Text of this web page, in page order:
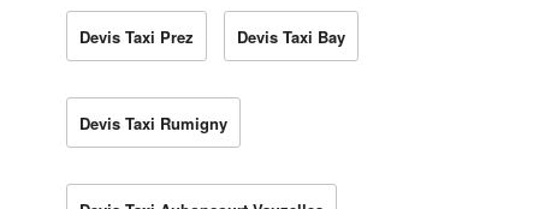
Devis Taxi Prez Devis Taxi Bay
Devis Taxi Rumigny